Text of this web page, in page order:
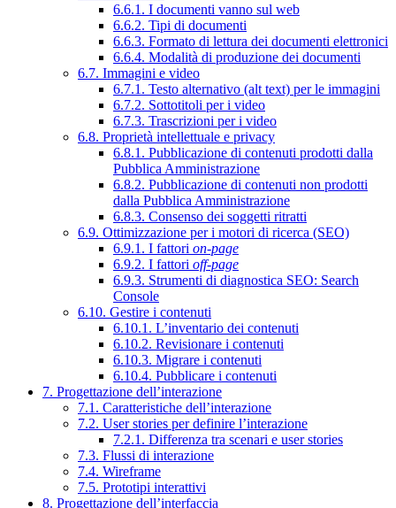
6.6.1. I documenti vanno sul web
6.6.2. Tipi di documenti
6.6.3. Formato di lettura dei documenti elettronici
6.6.4. Modalità di produzione dei documenti
6.7. Immagini e video
6.7.1. Testo alternativo (alt text) per le immagini
6.7.2. Sottotitoli per i video
6.7.3. Trascrizioni per i video
6.8. Proprietà intellettuale e privacy
6.8.1. Pubblicazione di contenuti prodotti dalla
Pubblica Amministrazione
6.8.2. Pubblicazione di contenuti non prodotti
dalla Pubblica Amministrazione
6.8.3. Consenso dei soggetti ritratti
6.9. Ottimizzazione per i motori di ricerca (SEO)
6.9.1. I fattori on-page
6.9.2. I fattori off-page
6.9.3. Strumenti di diagnostica SEO: Search
Console
6.10. Gestire i contenuti
6.10.1. L’inventario dei contenuti
6.10.2. Revisionare i contenuti
6.10.3. Migrare i contenuti
6.10.4. Pubblicare i contenuti
7. Progettazione dell’interazione
7.1. Caratteristiche dell’interazione
7.2. User stories per definire l’interazione
7.2.1. Differenza tra scenari e user stories
7.3. Flussi di interazione
7.4. Wireframe
7.5. Prototipi interattivi
8. Progettazione dell’interfaccia